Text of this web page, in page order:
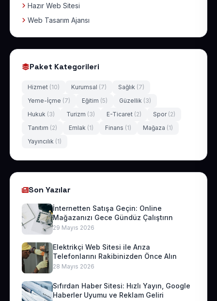
Hazır Web Sitesi
Web Tasarım Ajansı
Paket Kategorileri
Hizmet (10) Kurumsal (7) Sağlık (7)
Yeme-İçme (7) Eğitim (5) Güzellik (3)
Hukuk (3) Turizm (3) E-Ticaret (2) Spor (2)
Tanıtım (2) Emlak (1) Finans (1) Mağaza (1)
Yayıncılık (1)
Son Yazılar
İnternetten Satışa Geçin: Online
Mağazanızı Gece Gündüz Çalıştırın
29 Mayıs 2026
Elektrikçi Web Sitesi ile Arıza
Telefonlarını Rakibinizden Önce Alın
28 Mayıs 2026
Sıfırdan Haber Sitesi: Hızlı Yayın, Google
Haberler Uyumu ve Reklam Geliri